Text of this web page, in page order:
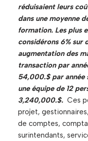
réduisaient leurs
dans une moyenne
formation. Les plus
considérons 6% sur
augmentation des
transaction par
54,000.$ par année
une équipe de 12
3,240,000.$.Ces
projet,
de comptes,
surintendants,